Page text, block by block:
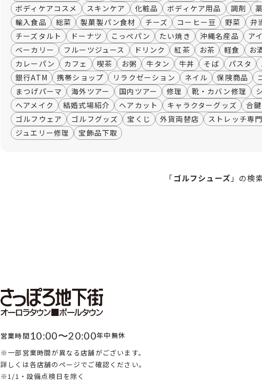
ボディケアコスメ
スキンケア 化粧品 ボディケア用品 調剤 薬
輸入食品
総菜 製菓製パン食材 チーズ コーヒー豆 野菜 弁
チーズタルト
ドーナツ こっぺパン たい焼き 沖縄名産品 ア
ベーカリー
フルーツジュース ドリンク 紅茶 お茶 軽食 お
カレーパン
カフェ 喫茶 お粥 牛タン 牛丼 そば パスタ
銀行ATM
携帯ショップ リラクゼーション ネイル 保険商品
まつげパーマ
海外ツアー 国内ツアー 修理 靴・カバン修理
ヘアメイク
結婚式場紹介 ヘアカット キャラクターグッズ 合
ゴルフウェア
ゴルフグッズ 宝くじ 外貨両替店 ストレッチ専
ジュエリー修理
宝飾品下取
「ゴルフシューズ 」の検
営業時間10:00〜20:00年中無休
※一部営業時間が異なる店舗がございます。
詳しくは各店舗のページでご確認ください。
※1/1・設備点検日を除く